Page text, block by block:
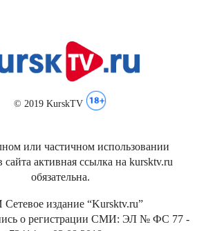
© 2019 KurskTV
или частичном использовании
сайта активная ссылка на kursktv.ru
обязательна.
издание “Kursktv.ru”
о регистрации СМИ: ЭЛ № ФС 77 -